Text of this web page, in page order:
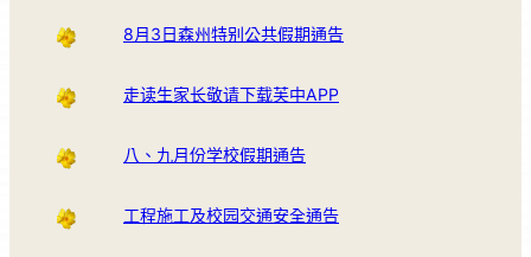
8月3日森州特别公共假期通告
走读生家长敬请下载芙中APP
八、九月份学校假期通告
工程施工及校园交通安全通告